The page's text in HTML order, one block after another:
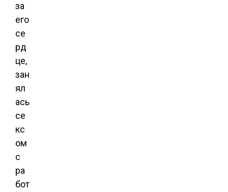
за
его
се
рд
це,
зан
ял
ась
се
кс
ом
с
ра
бот